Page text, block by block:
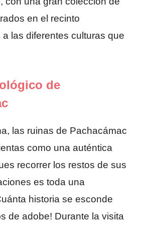
en el recinto
las diferentes culturas que
de
las ruinas de Pachacámac
como una auténtica
recorrer los restos de sus
es toda una
historia se esconde
de adobe! Durante la visita